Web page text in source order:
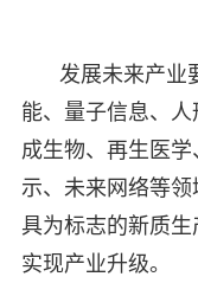
发展未来产业
能、量子信息、
成生物、再生医
示、未来网络等
具为标志的新质
实现产业升级。